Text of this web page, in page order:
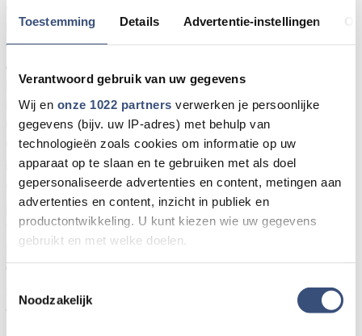
Toestemming Details Advertentie-instellingen
Verantwoord gebruik van uw gegevens
Wij en onze 1022 partners verwerken je persoonlijke
gegevens (bijv. uw IP-adres) met behulp van
technologieën zoals cookies om informatie op uw
apparaat op te slaan en te gebruiken met als doel
gepersonaliseerde advertenties en content, metingen aan
advertenties en content, inzicht in publiek en
productontwikkeling. U kunt kiezen wie uw gegevens
gebruikt en met welke doelen.
Informatie verzamelen over uw geografische locatie,
Noodzakelijk
het Russische leger Oekraïne binnenviel. Tot op de dag
van vandaag wordt gevochten. De impact van deze
burgerbevolking. Velen zijn gevlucht, ook naar
Nederland. Op Goeree-Overflakkee zijn ongeveer 300
Oekraïense vluchtelingen opgevangen.
Op deze vrijdag klinken in heel Nederland, maar ook
in de dagen daarna, beiaardklanken voor Oekraïne.
Ook in Goedereede wordt het carillon bespeeld met
passende muziek. Zaterdag 25 februari 2023 van
14:00 tot 15:00 uur bespelen stadsbeiaardiers Jan
Bezuijen en Hans van Heemst Oekraïense muziek,
waaronder het volkslied. Ook wordt vrijdag en
zaterdag de Oekraïense vlag gehesen op de toren
van Goedereede.